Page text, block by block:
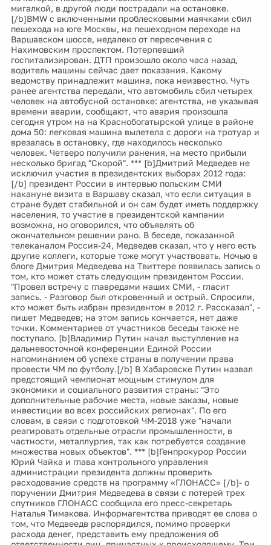
мигалкой, в другой люди пострадали на остановке.
[/b]BMW с включенными проблесковыми маячками сбил
пешехода на юге Москвы, на пешеходном переходе на
Варшавском шоссе, недалеко от пересечения с
Нахимовским проспектом. Потерпевший
госпитализирован. ДТП произошло около часа назад,
водитель машины сейчас дает показания. Какому
ведомству принадлежит машина, пока неизвестно. Чуть
ранее агентства передали, что автомобиль сбил четырех
человек на автобусной остановке: агентства, не указывая
времени аварии, сообщают, что авария произошла
сегодня утром на на Краснобогатырской улице в районе
дома 50: легковая машина вылетела с дороги на тротуар и
врезалась в остановку, где находилось несколько
человек. Четверо получили ранения, на место прибыли
несколько бригад "Скорой". *** [b]Дмитрий Медведев не
исключил участия в президентских выборах 2012 года:
[/b] президент России в интервью польским СМИ
накануне визита в Варшаву сказал, что если ситуация в
стране будет стабильной и он сам будет иметь поддержку
населения, то участие в президентской кампании
возможна, но оговорился, что объявлять об
окончательном решении рано. В беседе, показанной
телеканалом Россия-24, Медведев сказал, что у него есть
другие коллеги, которые тоже могут участвовать. Ночью в
блоге Дмитрия Медведева на Твиттере появилась запись о
том, кто может стать следующим президентом России.
"Провел встречу с главредами наших СМИ, - гласит
запись. - Разговор был откровенный и острый. Спросили,
кто может быть избран президентом в 2012 г. Рассказал", -
пишет Медведев; на этом запись кончается, нет даже
точки. Комментариев от участников беседы также не
поступало. [b]Владимир Путин начал выступление на
дальневосточной конференции Единой России
напоминанием об успехе страны в получении права
провести ЧМ по футболу.[/b] В Хабаровске Путин назвал
предстоящий чемпионат мощным стимулом для
экономики и социального развития страны: "Это
дополнительные рабочие места, новые заказы, новые
инвестиции во всех российских регионах". По его
словам, в связи с подготовкой ЧМ-2018 уже "начали
реагировать отдельные отрасли промышленности, в
частности, металлургия, так как потребуется создание
множества новых объектов". *** [b]Генпрокурор России
Юрий Чайка и глава контрольного управления
администрации президента должны проверить
расходование средств на программу «ГЛОНАСС» [/b]- о
поручении Дмитрия Медведева в связи с потерей трех
спутников ГЛОНАСС сообщила его пресс-секретарь
Наталья Тимакова. Информагентства приводят ее слова о
том, что Медвеедв распорядился, помимо проверки
расхода денег, представить ему предложения об